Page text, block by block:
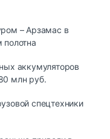
– Арзамас в
полотна
аккумуляторов
млн руб.
спецтехники